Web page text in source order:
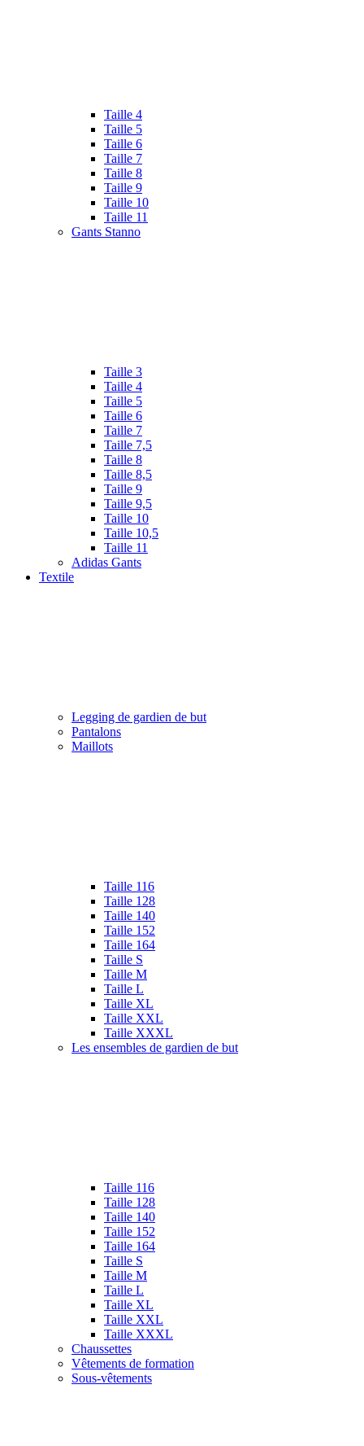
Taille 4
Taille 5
Taille 6
Taille 7
Taille 8
Taille 9
Taille 10
Taille 11
Gants Stanno
Taille 3
Taille 4
Taille 5
Taille 6
Taille 7
Taille 7,5
Taille 8
Taille 8,5
Taille 9
Taille 9,5
Taille 10
Taille 10,5
Taille 11
Adidas Gants
Textile
Legging de gardien de but
Pantalons
Maillots
Taille 116
Taille 128
Taille 140
Taille 152
Taille 164
Taille S
Taille M
Taille L
Taille XL
Taille XXL
Taille XXXL
Les ensembles de gardien de but
Taille 116
Taille 128
Taille 140
Taille 152
Taille 164
Taille S
Taille M
Taille L
Taille XL
Taille XXL
Taille XXXL
Chaussettes
Vêtements de formation
Sous-vêtements